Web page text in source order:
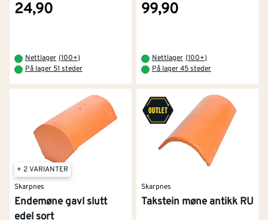
24,90
Nettlager (100+)
På lager 51 steder
99,90
Nettlager (100+)
På lager 45 steder
+ 2 VARIANTER
Skarpnes
Endemøne gavl slutt
edel sort
Skarpnes
Takstein møne antikk RU